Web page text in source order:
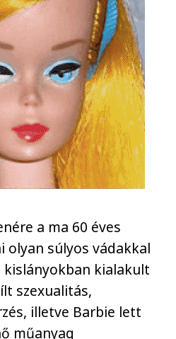
a ma 60 éves
olyan súlyos vádakkal
kialakult
szexualitás,
illetve Barbie lett
műanyag